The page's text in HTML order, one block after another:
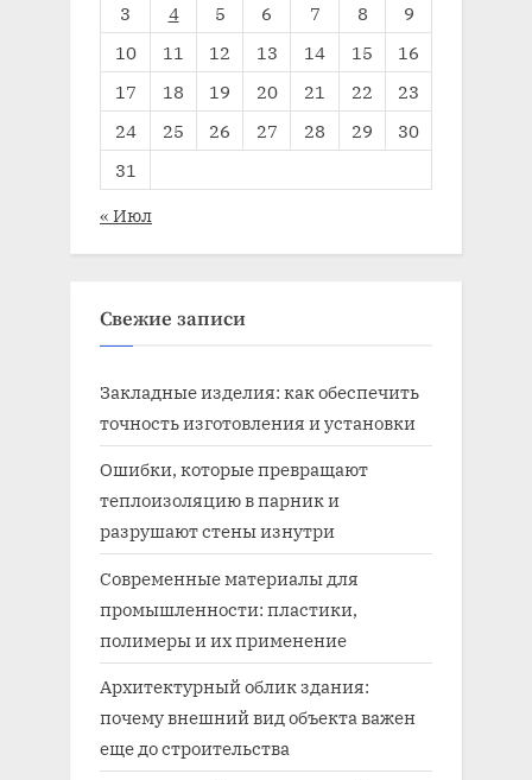
3
4 5 6 7 8
9
10
11 12 13 14 15
16
17
18 19 20 21 22
23
24
25 26 27 28 29
30
31
« Июл
Свежие записи
Закладные изделия: как обеспечить
точность изготовления и установки
Ошибки, которые превращают
теплоизоляцию в парник и
разрушают стены изнутри
Современные материалы для
промышленности: пластики,
полимеры и их применение
Архитектурный облик здания:
почему внешний вид объекта важен
еще до строительства